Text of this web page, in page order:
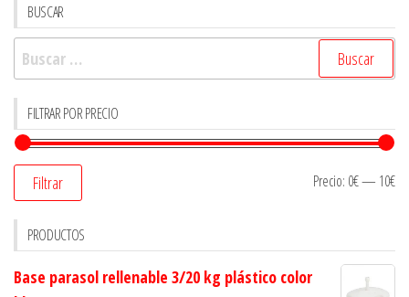
BUSCAR
Buscar:
FILTRAR POR PRECIO
Filtrar Precio: 0€— 10€
PRODUCTOS
Base parasol rellenable 3/20 kg plástico color